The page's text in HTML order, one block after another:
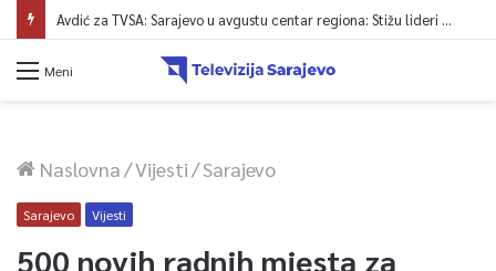
Avdić za TVSA: Sarajevo u avgustu centar regiona: Stižu lideri evropskih gradova
Meni
Naslovna/Vijesti/Sarajevo
Sarajevo Vijesti
500 novih radnih mjesta za